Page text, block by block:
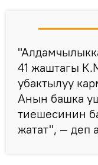
41 жаштагы
убактылуу
Анын башка
тиешесинин
жатат", — деп